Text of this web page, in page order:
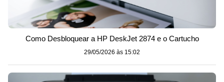
Como Desbloquear a HP DeskJet 2874 e o Cartucho
29/05/2026 às 15:02